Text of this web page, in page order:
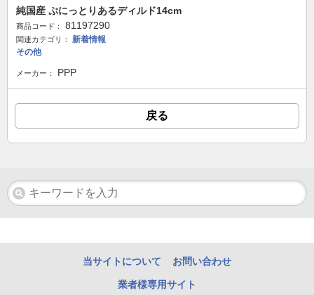
純国産 ぷにっとりあるディルド14cm
商品コード： 81197290
関連カテゴリ：
新着情報
その他
メーカー： PPP
戻る
当サイトについて お問い合わせ
業者様専用サイト